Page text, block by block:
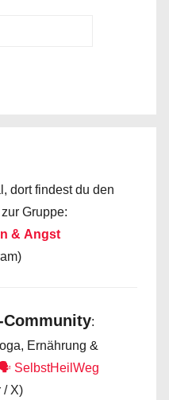
dort findest du den
Gruppe:
& Angst
Community:
Ernährung &
SelbstHeilWeg
/ X)